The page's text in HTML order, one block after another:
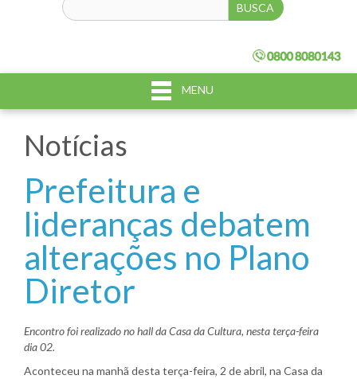
MENU
Notícias
Prefeitura e
lideranças debatem
alterações no Plano
Diretor
Encontro foi realizado no hall da Casa da Cultura, nesta terça-feira
dia 02.
Aconteceu na manhã desta terça-feira, 2 de abril, na Casa da